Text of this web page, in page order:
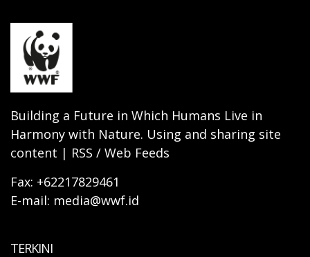
Building a Future in Which Humans Live in
Harmony with Nature. Using and sharing site
content | RSS / Web Feeds
Fax: +62217829461
E-mail: media@wwf.id
TERKINI